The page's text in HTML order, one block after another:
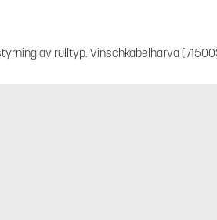
av rulltyp. Vinschkabelhärva